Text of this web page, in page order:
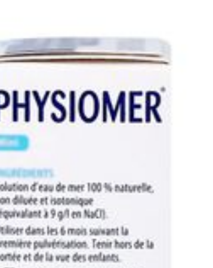
essuyer le nez.
Profondeur 115 mm
Restrictions
Alimentaires
Sans conservateurs